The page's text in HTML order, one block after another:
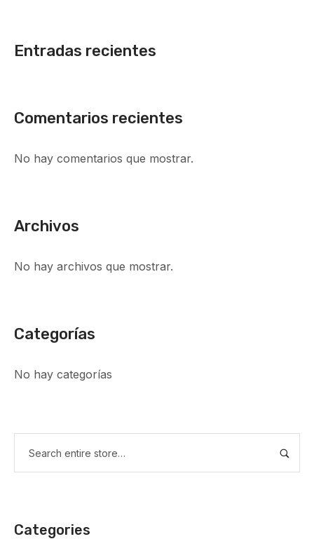
Entradas recientes
Comentarios recientes
No hay comentarios que mostrar.
Archivos
No hay archivos que mostrar.
Categorías
No hay categorías
Categories